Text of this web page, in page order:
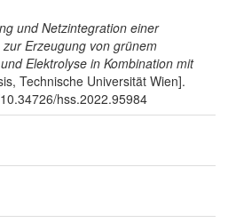
und Netzintegration einer
Erzeugung von grünem
Elektrolyse in Kombination mit
Technische Universität Wien].
hss.2022.95984